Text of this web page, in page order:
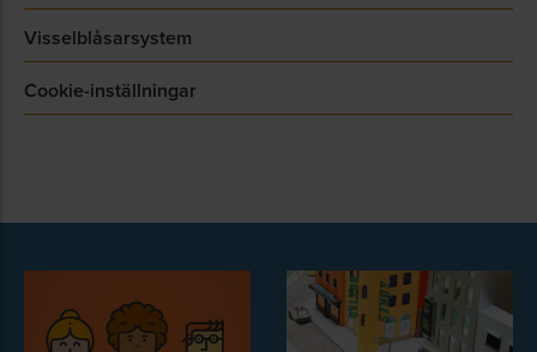
Visselblåsarsystem
Cookie-inställningar